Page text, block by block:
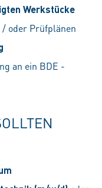
Werkstücke
/ oder Prüfplänen
an ein BDE -